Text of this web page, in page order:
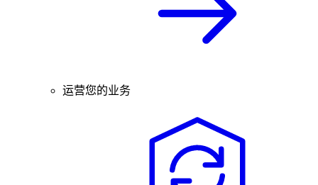
运营您的业务